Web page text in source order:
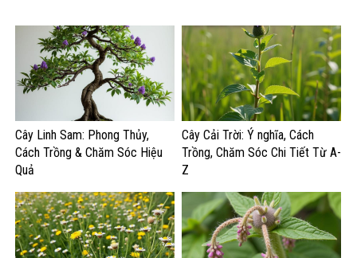
Cây Linh Sam: Phong Thủy,
Cách Trồng & Chăm Sóc Hiệu
Quả
Cây Cải Trời: Ý nghĩa, Cách
Trồng, Chăm Sóc Chi Tiết Từ A-
Z